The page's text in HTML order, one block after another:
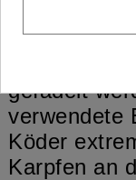
Dank ihrer
auf dem
auch auf
gefädelt
verwendete
Köder
Karpfen an